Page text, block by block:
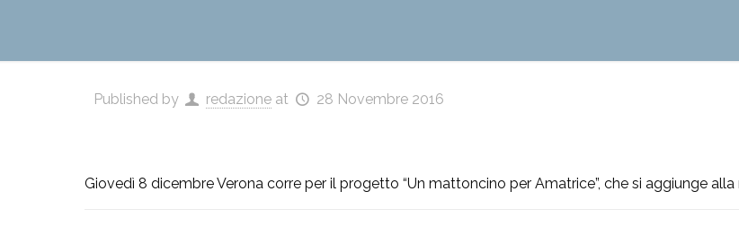
Published by redazione at 28 Novembre 2016
Giovedì 8 dicembre Verona corre per il progetto “Un mattoncino per Amatrice”, che si aggiunge